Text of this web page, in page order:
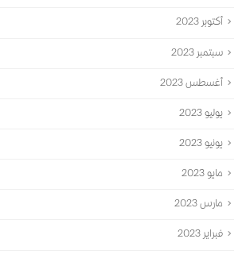
أكتوبر 2023
سبتمبر 2023
أغسطس 2023
يوليو 2023
يونيو 2023
مايو 2023
مارس 2023
فبراير 2023